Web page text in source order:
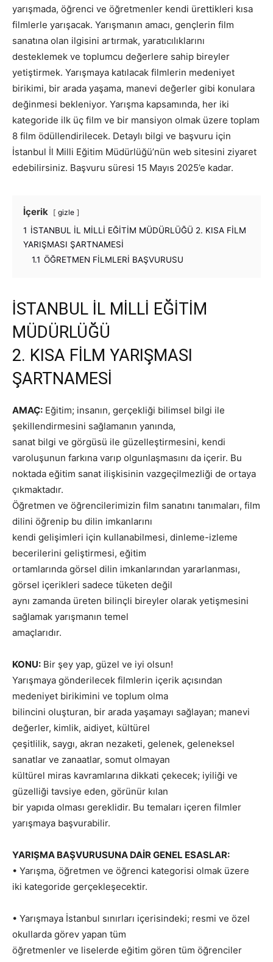
yarışmada, öğrenci ve öğretmenler kendi ürettikleri kısa
filmlerle yarışacak. Yarışmanın amacı, gençlerin film
sanatına olan ilgisini artırmak, yaratıcılıklarını
desteklemek ve toplumcu değerlere sahip bireyler
yetiştirmek. Yarışmaya katılacak filmlerin medeniyet
birikimi, bir arada yaşama, manevi değerler gibi konulara
değinmesi bekleniyor. Yarışma kapsamında, her iki
kategoride ilk üç film ve bir mansiyon olmak üzere toplam
8 film ödüllendirilecek. Detaylı bilgi ve başvuru için
İstanbul İl Milli Eğitim Müdürlüğü’nün web sitesini ziyaret
edebilirsiniz. Başvuru süresi 15 Mayıs 2025’e kadar.
İçerik gizle
1 İSTANBUL İL MİLLİ EĞİTİM MÜDÜRLÜĞÜ 2. KISA FİLM
YARIŞMASI ŞARTNAMESİ
1.1 ÖĞRETMEN FİLMLERİ BAŞVURUSU
İSTANBUL İL MİLLİ EĞİTİM
MÜDÜRLÜĞÜ
2. KISA FİLM YARIŞMASI
ŞARTNAMESİ
AMAÇ: Eğitim; insanın, gerçekliği bilimsel bilgi ile
şekillendirmesini sağlamanın yanında,
sanat bilgi ve görgüsü ile güzelleştirmesini, kendi
varoluşunun farkına varıp olgunlaşmasını da içerir. Bu
noktada eğitim sanat ilişkisinin vazgeçilmezliği de ortaya
çıkmaktadır.
Öğretmen ve öğrencilerimizin film sanatını tanımaları, film
dilini öğrenip bu dilin imkanlarını
kendi gelişimleri için kullanabilmesi, dinleme-izleme
becerilerini geliştirmesi, eğitim
ortamlarında görsel dilin imkanlarından yararlanması,
görsel içerikleri sadece tüketen değil
aynı zamanda üreten bilinçli bireyler olarak yetişmesini
sağlamak yarışmanın temel
amaçlarıdır.
KONU: Bir şey yap, güzel ve iyi olsun!
Yarışmaya gönderilecek filmlerin içerik açısından
medeniyet birikimini ve toplum olma
bilincini oluşturan, bir arada yaşamayı sağlayan; manevi
değerler, kimlik, aidiyet, kültürel
çeşitlilik, saygı, akran nezaketi, gelenek, geleneksel
sanatlar ve zanaatlar, somut olmayan
kültürel miras kavramlarına dikkati çekecek; iyiliği ve
güzelliği tavsiye eden, görünür kılan
bir yapıda olması gereklidir. Bu temaları içeren filmler
yarışmaya başvurabilir.
YARIŞMA BAŞVURUSUNA DAİR GENEL ESASLAR:
• Yarışma, öğretmen ve öğrenci kategorisi olmak üzere
iki kategoride gerçekleşecektir.
• Yarışmaya İstanbul sınırları içerisindeki; resmi ve özel
okullarda görev yapan tüm
öğretmenler ve liselerde eğitim gören tüm öğrenciler